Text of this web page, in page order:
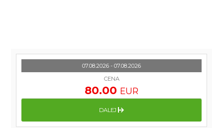
07.08.2026 - 07.08.2026
CENA
80.00 EUR
DALEJ